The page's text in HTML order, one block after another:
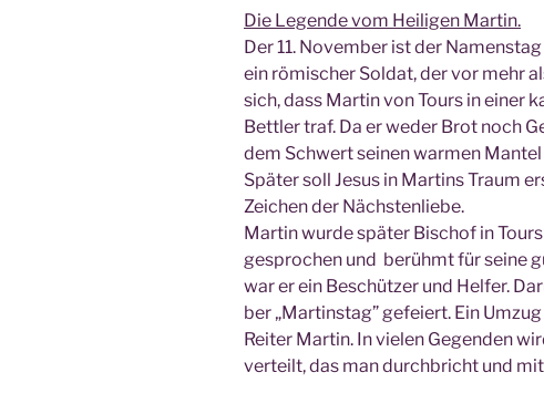
Die Legen­de vom Hei­li­gen Martin.
Der 11. Novem­ber ist der
ein römi­scher Sol­dat, der vor mehr
sich, dass Mar­tin von Tours in einer
Bett­ler traf. Da er weder Brot noch
dem Schwert sei­nen war­men
Spä­ter soll Jesus in Mar­tins Traum
Zei­chen der Nächstenliebe.
Mar­tin wur­de spä­ter Bischof in
gespro­chen und berühmt für sei­ne
war er ein Beschüt­zer und Hel­fer.
ber „Mar­tins­tag” gefei­ert. Ein
Rei­ter Mar­tin. In vie­len Gegen­den
ver­teilt, das man durch­bricht und